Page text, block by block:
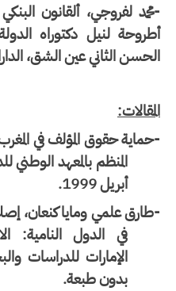
لفروجي، ألقانون البنكي
لنيل دكتوراه الدولة
الثاني عين الشق،
حقوق المؤلف في المغرب
أبريل 1999.
علمي ومايا كنعان، إصلاح
في الدول النامية:
بدون طبعة.